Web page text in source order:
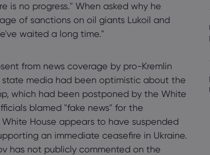
is no progress." When asked why he
of sanctions on oil giants Lukoil and
waited a long time."
from news coverage by pro-Kremlin
state media had been optimistic about the
which had been postponed by the White
blamed "fake news" for the
House appears to have suspended
an immediate ceasefire in Ukraine.
has not publicly commented on the